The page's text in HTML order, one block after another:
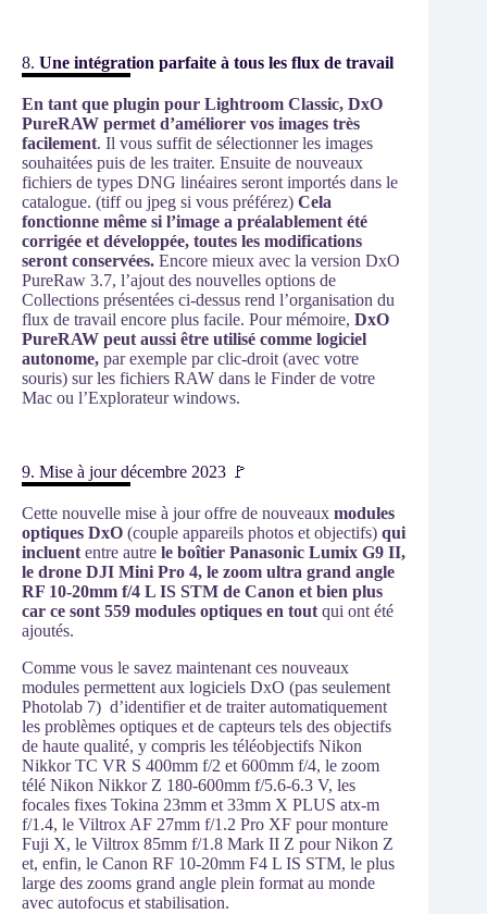
8. Une intégration parfaite à tous les flux de travail
En tant que plugin pour Lightroom Classic, DxO
PureRAW permet d’améliorer vos images très
facilement. Il vous suffit de sélectionner les images
souhaitées puis de les traiter. Ensuite de nouveaux
fichiers de types DNG linéaires seront importés dans le
catalogue. (tiff ou jpeg si vous préférez) Cela
fonctionne même si l’image a préalablement été
corrigée et développée, toutes les modifications
seront conservées. Encore mieux avec la version DxO
PureRaw 3.7, l’ajout des nouvelles options de
Collections présentées ci-dessus rend l’organisation du
flux de travail encore plus facile. Pour mémoire, DxO
PureRAW peut aussi être utilisé comme logiciel
autonome, par exemple par clic-droit (avec votre
souris) sur les fichiers RAW dans le Finder de votre
Mac ou l’Explorateur windows.
9. Mise à jour décembre 2023 🚩
Cette nouvelle mise à jour offre de nouveaux modules
optiques DxO (couple appareils photos et objectifs) qui
incluent entre autre le boîtier Panasonic Lumix G9 II,
le drone DJI Mini Pro 4, le zoom ultra grand angle
RF 10-20mm f/4 L IS STM de Canon et bien plus
car ce sont 559 modules optiques en tout qui ont été
ajoutés.
Comme vous le savez maintenant ces nouveaux
modules permettent aux logiciels DxO (pas seulement
Photolab 7) d’identifier et de traiter automatiquement
les problèmes optiques et de capteurs tels des objectifs
de haute qualité, y compris les téléobjectifs Nikon
Nikkor TC VR S 400mm f/2 et 600mm f/4, le zoom
télé Nikon Nikkor Z 180-600mm f/5.6-6.3 V, les
focales fixes Tokina 23mm et 33mm X PLUS atx-m
f/1.4, le Viltrox AF 27mm f/1.2 Pro XF pour monture
Fuji X, le Viltrox 85mm f/1.8 Mark II Z pour Nikon Z
et, enfin, le Canon RF 10-20mm F4 L IS STM, le plus
large des zooms grand angle plein format au monde
avec autofocus et stabilisation.